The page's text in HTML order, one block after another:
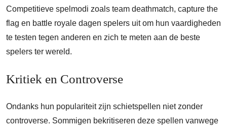
Competitieve spelmodi zoals team deathmatch, capture the
flag en battle royale dagen spelers uit om hun vaardigheden
te testen tegen anderen en zich te meten aan de beste
spelers ter wereld.
Kritiek en Controverse
Ondanks hun populariteit zijn schietspellen niet zonder
controverse. Sommigen bekritiseren deze spellen vanwege